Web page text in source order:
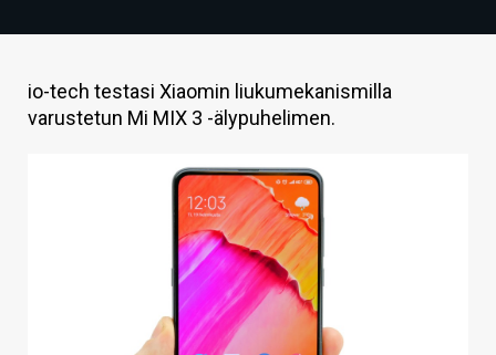
io-tech testasi Xiaomin liukumekanismilla
varustetun Mi MIX 3 -älypuhelimen.